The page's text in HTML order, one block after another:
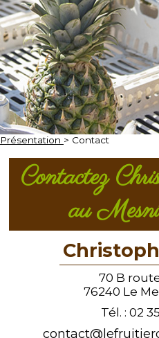
Présentation > Contact
Contactez
au
70 B
76240 Le
Tél. : 02